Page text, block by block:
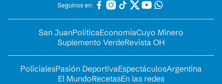
Seguinos en:
San JuanPolíticaEconomíaCuyo Minero
Suplemento VerdeRevista OH
PolicialesPasión DeportivaEspectáculosArgentina
El MundoRecetasEn las redes